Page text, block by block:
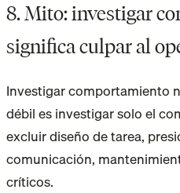
8. Mito: investigar
significa culpar al
Investigar comportamiento
débil es investigar solo el
excluir diseño de tarea,
comunicación,
críticos.